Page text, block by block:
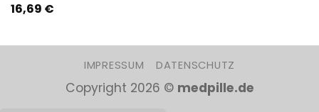
16,69 €
IMPRESSUM DATENSCHUTZ
Copyright 2026 © medpille.de